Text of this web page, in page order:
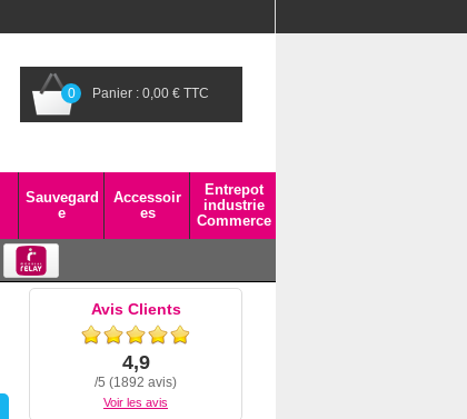
0 Panier : 0,00 € TTC
Sauvegard
e
Accessoir
es
Entrepot
industrie
Commerce
Avis Clients
4,9
/5 (1892 avis)
Voir les avis